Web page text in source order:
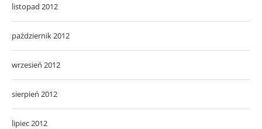
listopad 2012
październik 2012
wrzesień 2012
sierpień 2012
lipiec 2012